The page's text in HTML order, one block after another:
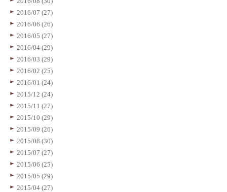
2016/07 (27)
2016/06 (26)
2016/05 (27)
2016/04 (29)
2016/03 (29)
2016/02 (25)
2016/01 (24)
2015/12 (24)
2015/11 (27)
2015/10 (29)
2015/09 (26)
2015/08 (30)
2015/07 (27)
2015/06 (25)
2015/05 (29)
2015/04 (27)